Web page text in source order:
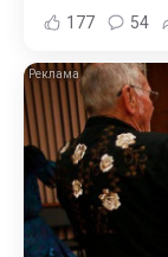
177 54